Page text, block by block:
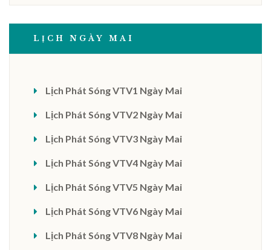
LỊCH NGÀY MAI
Lịch Phát Sóng VTV1 Ngày Mai
Lịch Phát Sóng VTV2 Ngày Mai
Lịch Phát Sóng VTV3 Ngày Mai
Lịch Phát Sóng VTV4 Ngày Mai
Lịch Phát Sóng VTV5 Ngày Mai
Lịch Phát Sóng VTV6 Ngày Mai
Lịch Phát Sóng VTV8 Ngày Mai